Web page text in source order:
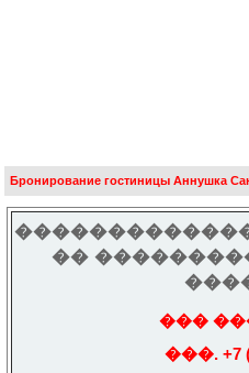
Бронирование гостиницы Аннушка
��
���
���. +7